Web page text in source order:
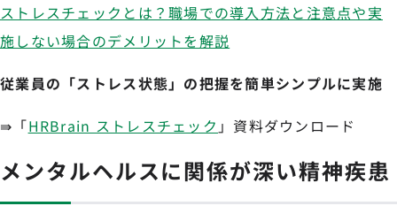
ストレスチェックとは？職場での導入方法と注意点や実
施しない場合のデメリットを解説
従業員の「ストレス状態」の把握を簡単シンプルに実施
⇛「HRBrain ストレスチェック 」資料ダウンロード
メンタルヘルスに関係が深い精神疾患